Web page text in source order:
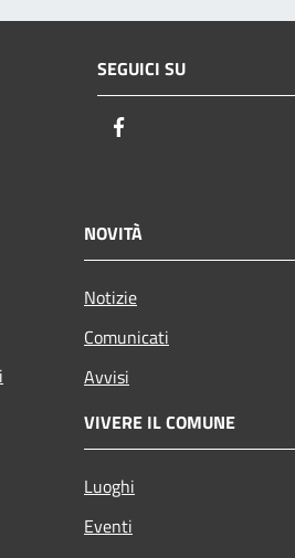
SEGUICI SU
NOVITÀ
Notizie
Comunicati
Avvisi
VIVERE IL COMUNE
Luoghi
Eventi